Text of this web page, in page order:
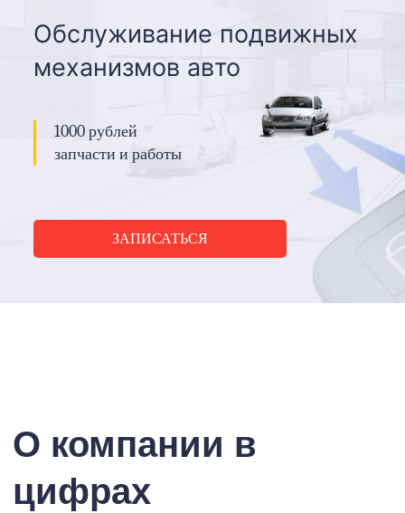
Обслуживание подвижных
механизмов авто
1000 рублей
запчасти и работы
ЗАПИСАТЬСЯ
О компании в
цифрах